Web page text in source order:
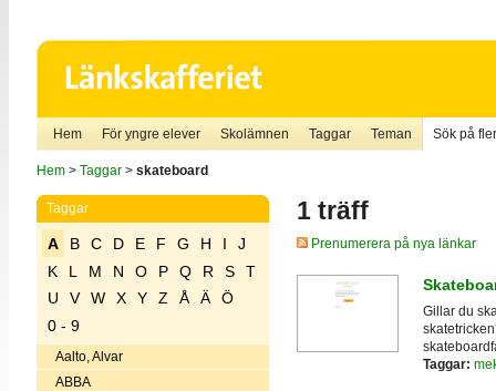
Hem För yngre elever Skolämnen Taggar Teman Sök på
Hem> Taggar> skateboard
Taggar
A B C D E F G H I
J
K
L M N O P Q R S
T
U
V W X Y Z Å Ä
Ö
0 - 9
Aalto, Alvar
ABBA
1 träff
Prenumerera på nya länkar
Gillar du
Taggar: